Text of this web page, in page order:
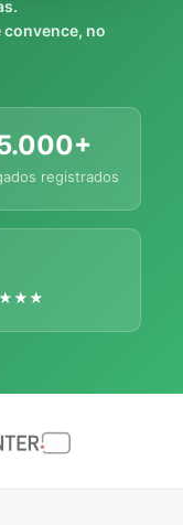
no
registrados